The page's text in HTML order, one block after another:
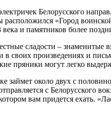
Белорусского
«Город
и памятников более
сладости – знаменитые
своих произведениях и
пряники могут легко
займет около двух с
с Белорусского
вам придется ехать.